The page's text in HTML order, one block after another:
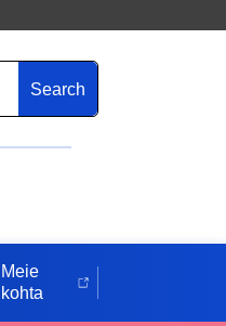
Search
Meie
kohta